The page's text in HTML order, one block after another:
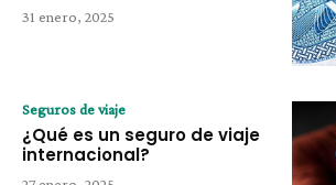
31 enero, 2025
Seguros de viaje
¿Qué es un seguro de viaje
internacional?